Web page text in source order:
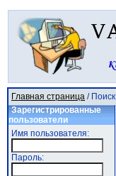
Главная страница / Поиск
Зарегистрированные
пользователи
Имя пользователя:
Пароль: